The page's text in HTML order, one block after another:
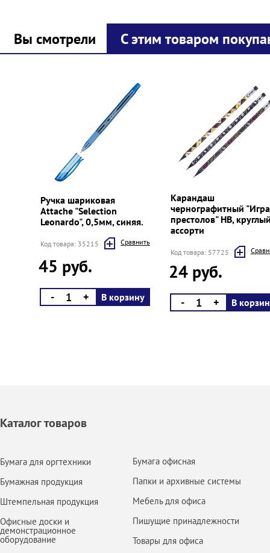
Вы смотрели С этим товаром
Ручка шариковая
Attache "Selection
Leonardo", 0,5мм, синяя.
Код товара: 35215 Cравнить
45 руб.
- + В корзину
Карандаш
чернографитный "Игра
престолов" НВ,
ассорти
Код товара: 57725
24 руб.
- + В
Каталог товаров
Бумага для оргтехники
Бумажная продукция
Штемпельная продукция
Офисные доски и
демонстрационное
оборудование
Бумага офисная
Папки и архивные системы
Мебель для офиса
Пишущие принадлежности
Товары для офиса